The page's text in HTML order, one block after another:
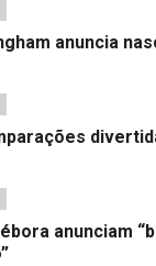
anuncia
anunciam